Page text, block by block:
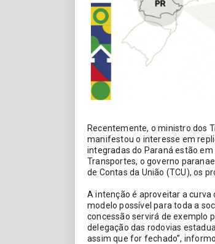
Recentemente, o ministro dos
manifestou o interesse em
integradas do Paraná estão
Transportes, o governo
de Contas da União (TCU), os
A intenção é aproveitar a
modelo possível para toda a
concessão servirá de exemplo
delegação das rodovias
assim que for fechado”,